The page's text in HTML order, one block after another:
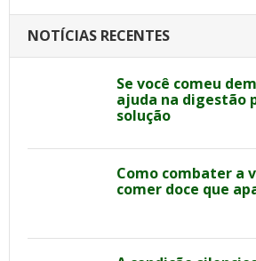
NOTÍCIAS RECENTES
Se você comeu
ajuda na digestão
solução
Como combater a
comer doce que